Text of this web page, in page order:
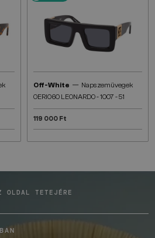
Off-White — Napszemüvegek
OERI060 LEONARDO - 1007 - 51
119 000 Ft
OLDAL TETEJÉRE